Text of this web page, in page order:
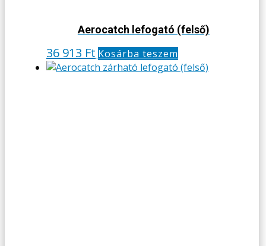
Aerocatch lefogató (felső)
36 913 Ft Kosárba teszem